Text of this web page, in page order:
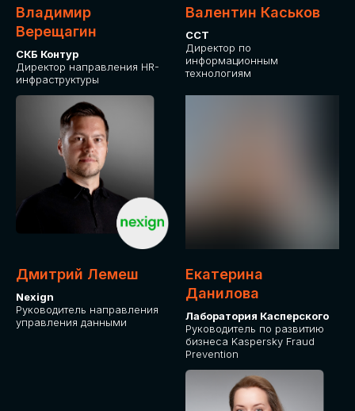
Владимир
Верещагин
СКБ Контур
Директор направления HR-
инфраструктуры
Валентин Каськов
ССТ
Директор по
информационным
технологиям
Дмитрий Лемеш
Nexign
Руководитель направления
управления данными
Екатерина
Данилова
Лаборатория Касперского
Руководитель по развитию
бизнеса Kaspersky Fraud
Prevention
ДЛЯ ОПЛАТЫ БИЛЕТОВ
Оплата через сервис Timepad
ПРИОБРЕСТИ БИЛЕТ